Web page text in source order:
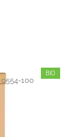
0554-100
BIO